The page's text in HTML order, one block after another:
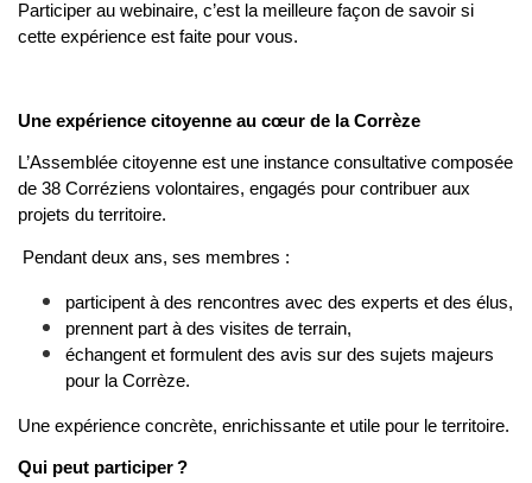
Participer au webinaire, c’est la meilleure façon de savoir si
cette expérience est faite pour vous.
Une expérience citoyenne au cœur de la Corrèze
L’Assemblée citoyenne est une instance consultative composée
de 38 Corréziens volontaires, engagés pour contribuer aux
projets du territoire.
Pendant deux ans, ses membres :
participent à des rencontres avec des experts et des élus,
prennent part à des visites de terrain,
échangent et formulent des avis sur des sujets majeurs
pour la Corrèze.
Une expérience concrète, enrichissante et utile pour le territoire.
Qui peut participer ?